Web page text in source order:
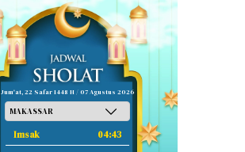
Jum'at, 22 Safar 1448 H / 07 Agustus 2026
Imsak 04:43